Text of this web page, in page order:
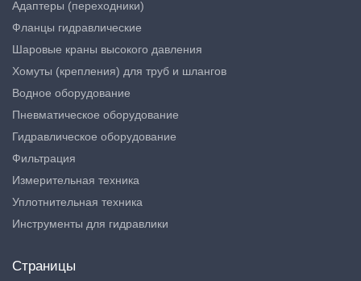
Адаптеры (переходники)
Фланцы гидравлические
Шаровые краны высокого давления
Хомуты (крепления) для труб и шлангов
Водное оборудование
Пневматическое оборудование
Гидравлическое оборудование
Фильтрация
Измерительная техника
Уплотнительная техника
Инструменты для гидравлики
Страницы